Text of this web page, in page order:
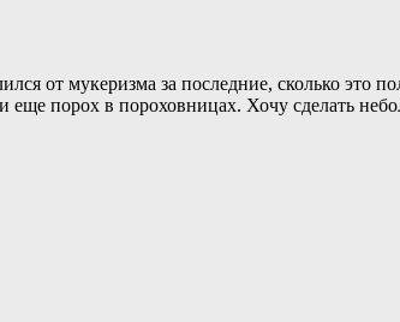
от мукеризма за последние, сколько это
еще порох в пороховницах. Хочу сделать